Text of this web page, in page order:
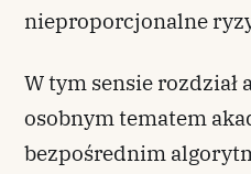
nieproporcjonalne
W tym sensie
osobnym tematem
bezpośrednim